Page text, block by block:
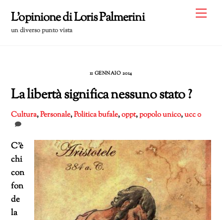
content
L'opinione di Loris Palmerini
un diverso punto vista
11 GENNAIO 2014
La libertà significa nessuno stato ?
Cultura,Personale,Politicabufale,oppt,popolo unico,ucc0
C’è
chi
con
fon
de
la